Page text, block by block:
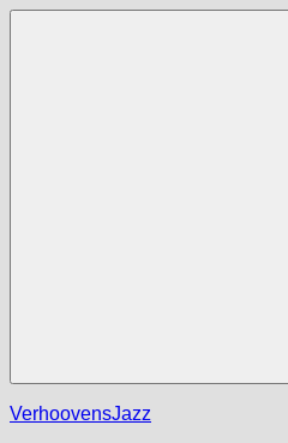
Zum
VerhoovensJazz